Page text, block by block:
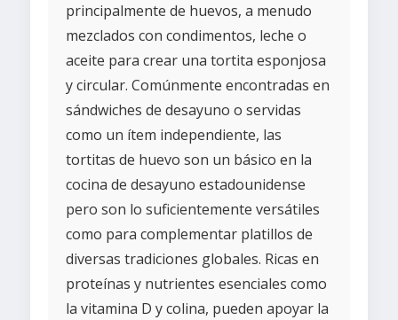
principalmente de huevos, a menudo
mezclados con condimentos, leche o
aceite para crear una tortita esponjosa
y circular. Comúnmente encontradas en
sándwiches de desayuno o servidas
como un ítem independiente, las
tortitas de huevo son un básico en la
cocina de desayuno estadounidense
pero son lo suficientemente versátiles
como para complementar platillos de
diversas tradiciones globales. Ricas en
proteínas y nutrientes esenciales como
la vitamina D y colina, pueden apoyar la